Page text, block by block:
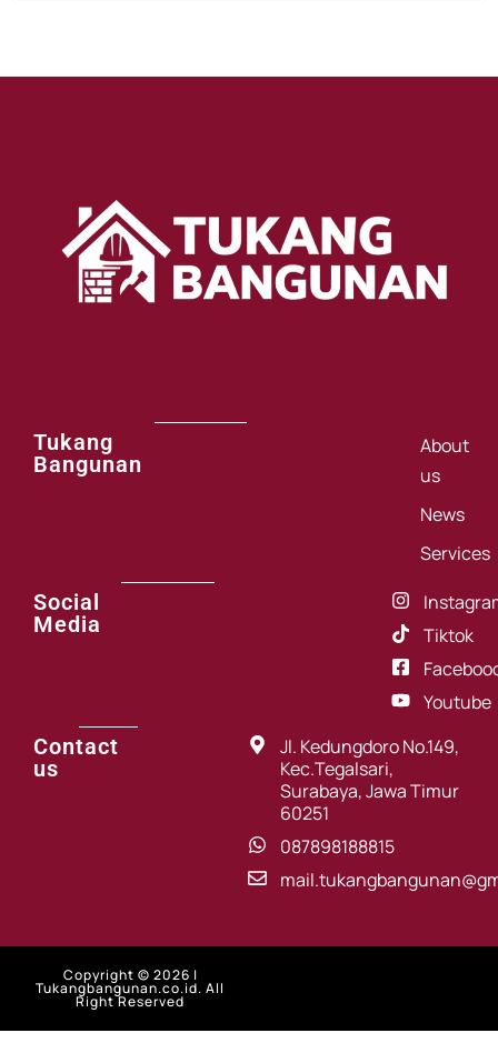
Tukang
Bangunan
About
us
News
Services
Social
Media
Tiktok
Youtube
Contact
us
Jl. Kedungdoro No.149,
Kec.Tegalsari,
Surabaya, Jawa Timur
60251
087898188815
Copyright © 2026 |
Tukangbangunan.co.id. All
Right Reserved